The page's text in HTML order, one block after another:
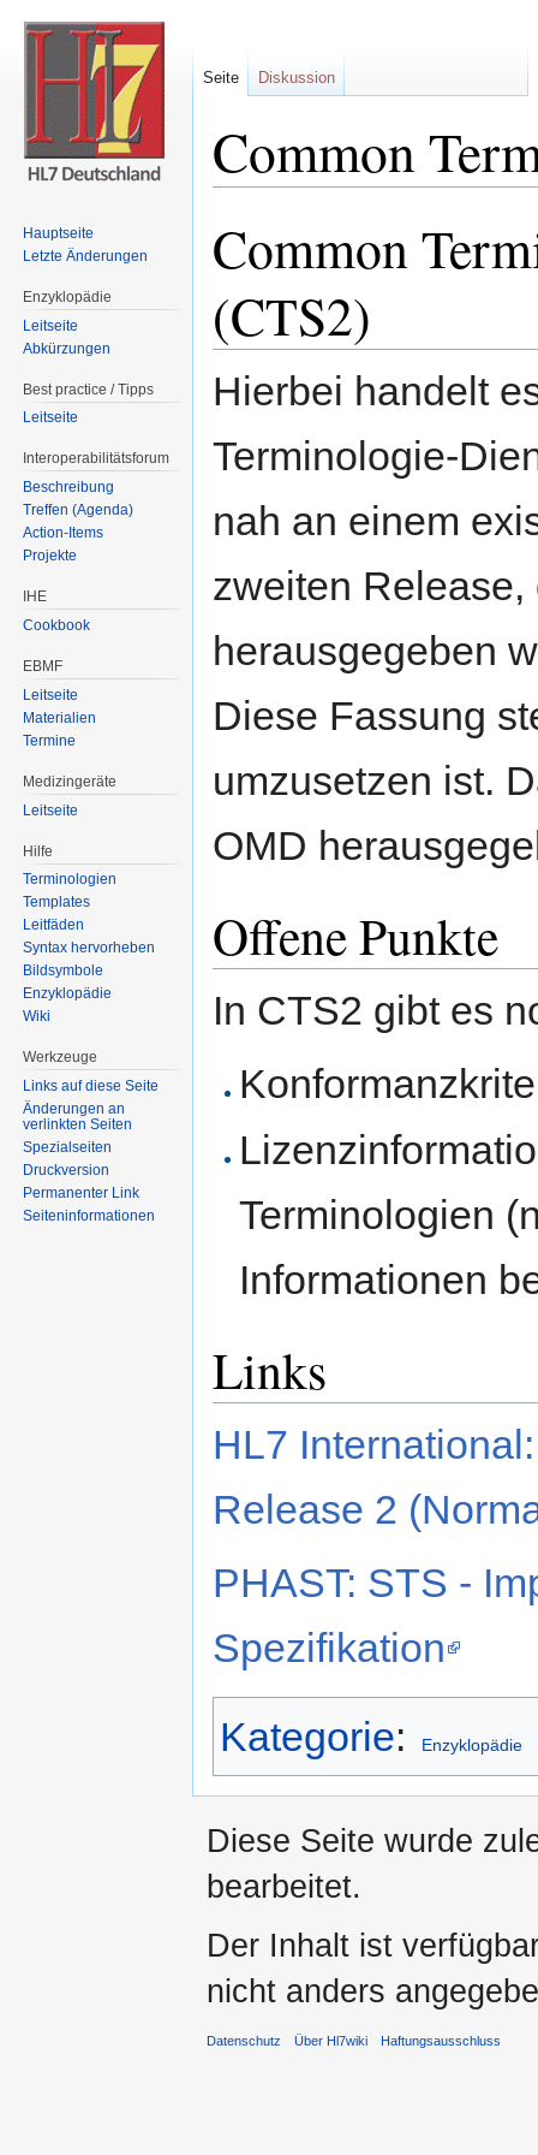
Common
Common
(CTS2)
Hierbei handelt
Terminologie-
nah an einem
zweiten
herausgegeben
Diese Fassung
umzusetzen ist.
OMD
Offene Punkte
In CTS2 gibt es
Terminologien
Informationen
Links
HL7
Release 2
PHAST: STS -
Spezifikation
Kategorie: Enzyklopädie
Seite Diskussion
Hauptseite
Letzte Änderungen
Enzyklopädie
Leitseite
Abkürzungen
Best practice / Tipps
Leitseite
Interoperabilitätsforum
Beschreibung
Treffen (Agenda)
Action-Items
Projekte
IHE
Cookbook
EBMF
Leitseite
Materialien
Termine
Medizingeräte
Leitseite
Hilfe
Terminologien
Templates
Leitfäden
Syntax hervorheben
Bildsymbole
Enzyklopädie
Wiki
Werkzeuge
Links auf diese Seite
Änderungen an
verlinkten Seiten
Spezialseiten
Druckversion
Permanenter Link
Seiten­informationen
Diese Seite wurde
bearbeitet.
Der Inhalt ist
nicht anders
Datenschutz Über Hl7wiki Haftungsausschluss